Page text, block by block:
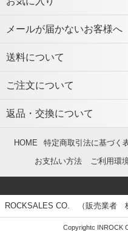
メールが届かないお客様へ
送料について
ご注文について
返品・交換について
HOME 特定商取引法に基づく
お支払い方法
ご利用環
ROCKSALES CO. （販売業者
Copyrightc INROCK